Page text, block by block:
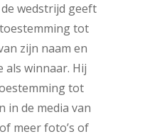
wedstrijd geeft
tot
zijn naam en
als winnaar. Hij
tot
in de media van
meer foto’s of